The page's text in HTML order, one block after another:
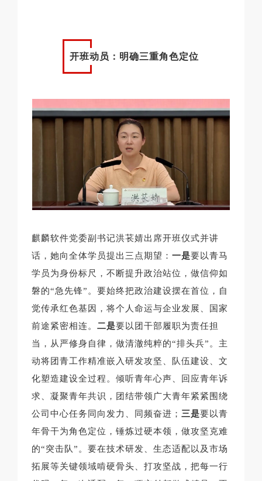
开班动员：明确三重角色定位
麒麟软件党委副书记洪苌婧出席开班仪式并讲
话，她向全体学员提出三点期望： 一是要以青马
学员为身份标尺，不断提升政治站位，做信仰如
磐的“急先锋”。要始终把政治建设摆在首位，自
觉传承红色基因，将个人命运与企业发展、国家
前途紧密相连。 二是要以团干部履职为责任担
当，从严修身自律，做清澈纯粹的“排头兵”。主
动将团青工作精准嵌入研发攻坚、队伍建设、文
化塑造建设全过程。倾听青年心声、回应青年诉
求、凝聚青年共识，团结带领广大青年紧紧围绕
公司中心任务同向发力、同频奋进； 三是要以青
年骨干为角色定位，锤炼过硬本领，做攻坚克难
的“突击队”。要在技术研发、生态适配以及市场
拓展等关键领域啃硬骨头、打攻坚战，把每一行